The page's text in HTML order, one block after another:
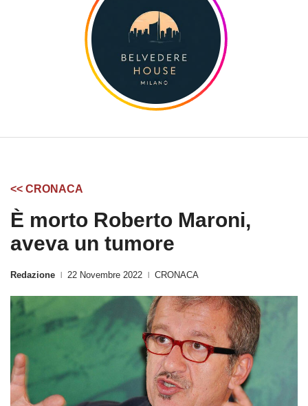
<< CRONACA
È morto Roberto Maroni,
aveva un tumore
Redazione 22 Novembre 2022 CRONACA